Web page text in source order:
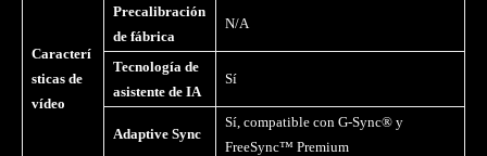
Caracterí
sticas de
vídeo
Precalibración
de fábrica
N/A
Tecnología de
asistente de IA
Sí
Adaptive Sync
Sí, compatible con G-Sync® y
FreeSync™ Premium